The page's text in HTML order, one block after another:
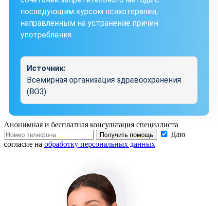
последующим курсом психотерапии,
направленным на устранение причин
употребления.
Источник:
Всемирная организация здравоохранения
(ВОЗ)
Анонимная и бесплатная консультация специалиста
Получить помощь
Даю
согласие на обработку персональных данных